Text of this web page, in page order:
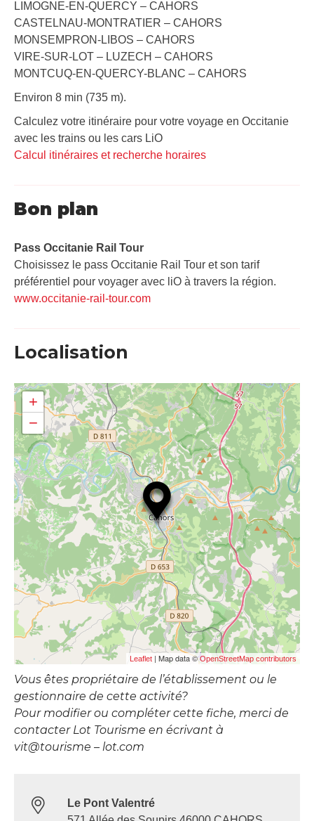
LIMOGNE-EN-QUERCY – CAHORS
CASTELNAU-MONTRATIER – CAHORS
MONSEMPRON-LIBOS – CAHORS
VIRE-SUR-LOT – LUZECH – CAHORS
MONTCUQ-EN-QUERCY-BLANC – CAHORS
Environ 8 min (735 m).
Calculez votre itinéraire pour votre voyage en Occitanie
avec les trains ou les cars LiO
Calcul itinéraires et recherche horaires
Bon plan
Pass Occitanie Rail Tour​
Choisissez le pass Occitanie Rail Tour et son tarif
préférentiel pour voyager avec liO à travers la région.
www.occitanie-rail-tour.com
Localisation
+
−
Leaflet | Map data ©OpenStreetMap contributors
Vous êtes propriétaire de l’établissement ou le
gestionnaire de cette activité?
Pour modifier ou compléter cette fiche, merci de
contacter Lot Tourisme en écrivant à
vit@tourisme – lot.com
Le Pont Valentré